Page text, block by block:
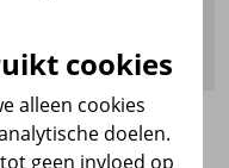
cookies
alleen cookies
doelen.
geen invloed op